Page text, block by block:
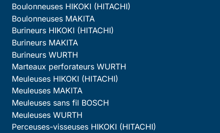
Boulonneuses HIKOKI (HITACHI)
Boulonneuses MAKITA
Burineurs HIKOKI (HITACHI)
Burineurs MAKITA
Burineurs WURTH
Marteaux perforateurs WURTH
Meuleuses HIKOKI (HITACHI)
Meuleuses MAKITA
Meuleuses sans fil BOSCH
Meuleuses WURTH
Perceuses-visseuses HIKOKI (HITACHI)